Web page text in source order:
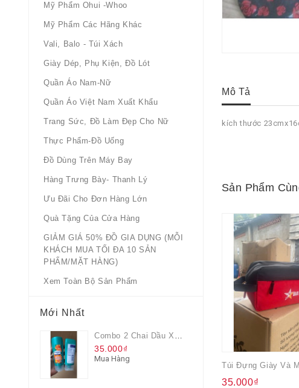
Mỹ Phẩm Ohui -whoo
Mỹ Phẩm Các Hãng Khác
Vali, Balo - Túi Xách
Giày Dép, Phụ Kiện, Đồ Lót
Quần Áo Nam-Nữ
Quần Áo Việt Nam Xuất Khẩu
Trang Sức, Đồ Làm Đẹp Cho Nữ
Thực Phẩm-Đồ Uống
Đồ Dùng Trên Máy Bay
Hàng Trưng Bày- Thanh Lý
Ưu Đãi Cho Đơn Hàng Lớn
Quà Tặng Của Cửa Hàng
GIẢM GIÁ 50% ĐỒ GIA DỤNG (MỖI
KHÁCH MUA TỐI ĐA 10 SẢN
PHẨM/MẶT HÀNG)
Xem Toàn Bộ Sản Phẩm
Mới Nhất
Combo 2 Chai Dầu Xả Rejoice 3IN1 Siêu Mềm Mượt Chai 60ML
35.000₫
Mua Hàng
Mô Tả
kích thước
Sản Phẩm
35.000₫